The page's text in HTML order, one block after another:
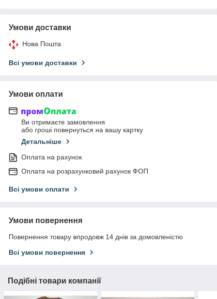
Умови доставки
Нова Пошта
Всі умови доставки
Умови оплати
Ви отримаєте замовлення
або гроші повернуться на вашу картку
Детальніше
Оплата на рахунок
Оплата на розрахунковий рахунок ФОП
Всі умови оплати
Умови повернення
Повернення товару впродовж 14 днів за домовленістю
Всі умови повернення
Подібні товари компанії